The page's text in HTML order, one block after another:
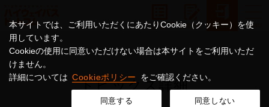
本サイトでは、ご利用いただくにあたりCookie（クッキー）を使
用しています。
Cookieの使用に同意いただけない場合は本サイトをご利用いただ
けません。
詳細については Cookieポリシー をご確認ください。
同意する 同意しない
トピックス詳細